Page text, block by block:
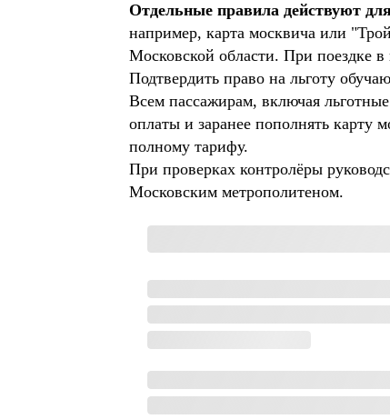
Отдельные правила действуют
например, карта москвича или
Московской области. При поездке
Подтвердить право на льготу
Всем пассажирам, включая
оплаты и заранее пополнять карту
полному тарифу.
При проверках контролёры
Московским метрополитеном.